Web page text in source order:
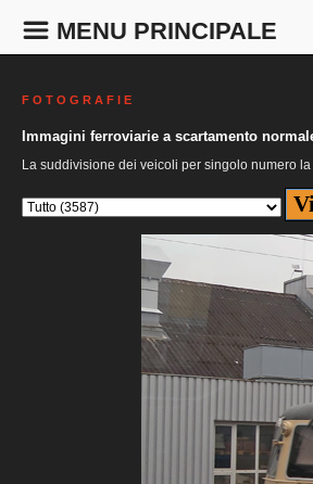
MENU PRINCIPALE
F O T O G R A F I E
Immagini ferroviarie a scartamento
La suddivisione dei veicoli per singolo numero